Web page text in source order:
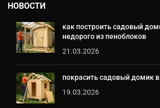
Екатерина
На этой неделе я могу
НОВОСТИ
как построить садовый
недорого из пеноблоков
21.03.2026
покрасить садовый домик
19.03.2026